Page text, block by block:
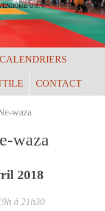
U.S.V.
CALENDRIERS
CONTACT
waza
waza
2018
à 21h30